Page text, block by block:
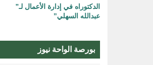
الدكتوراه في إدارة الأعمال لـ”
عبدالله السهلي”‏
بورصة الواحة نيوز